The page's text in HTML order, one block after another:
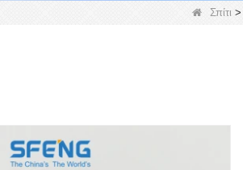
Σπίτι >